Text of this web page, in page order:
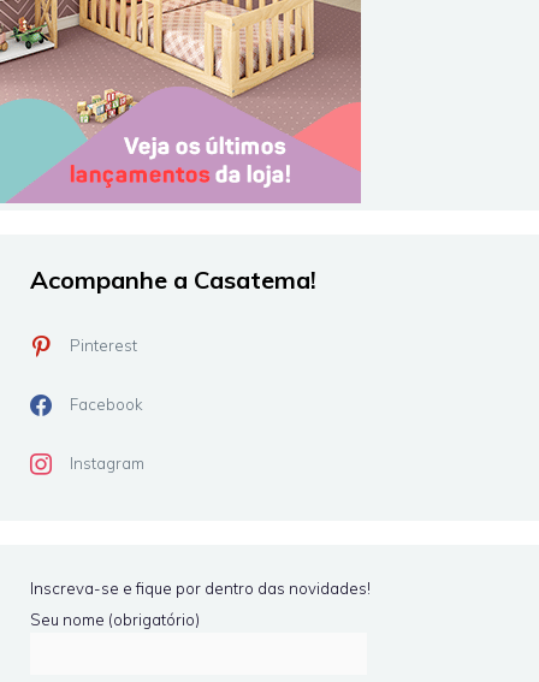
Acompanhe a Casatema!
Pinterest
Facebook
Instagram
Inscreva-se e fique por dentro das novidades!
Seu nome (obrigatório)